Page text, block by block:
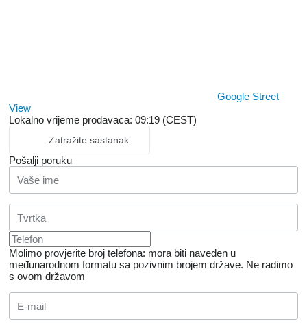
Google Street
View
Lokalno vrijeme prodavaca: 09:19 (CEST)
Zatražite sastanak
Pošalji poruku
Molimo provjerite broj telefona: mora biti naveden u
međunarodnom formatu sa pozivnim brojem države. Ne radimo
s ovom državom